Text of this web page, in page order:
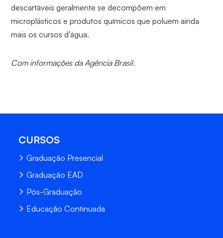
descartáveis geralmente se decompõem em
microplásticos e produtos químicos que poluem ainda
mais os cursos d’água.
Com informações da Agência Brasil.
CURSOS
Graduação Presencial
Graduação EAD
Pós-Graduação
Educação Continuada